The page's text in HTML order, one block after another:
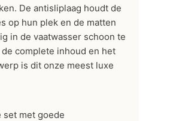
De antisliplaag houdt de
op hun plek en de matten
in de vaatwasser schoon te
de complete inhoud en het
is dit onze meest luxe
set met goede